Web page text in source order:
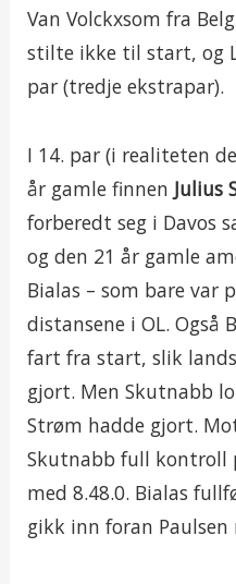
Van Volckxsom fra
stilte ikke til start, og
par (tredje ekstrapar).
I 14. par (i realiteten
år gamle finnen Julius
forberedt seg i Davos
og den 21 år gamle
Bialas – som bare var
distansene i OL. Også
fart fra start, slik
gjort. Men Skutnabb
Strøm hadde gjort.
Skutnabb full kontroll
med 8.48.0. Bialas
gikk inn foran Paulsen